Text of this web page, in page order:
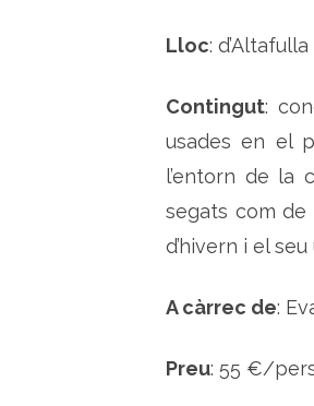
Lloc:
Contingut:
usades en el
l’entorn de la
segats com
d’hivern i el
A càrrec de:
Preu: 55 €/